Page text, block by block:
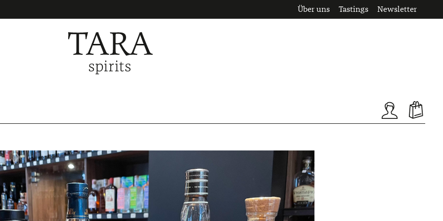
Über uns Tastings Newsletter